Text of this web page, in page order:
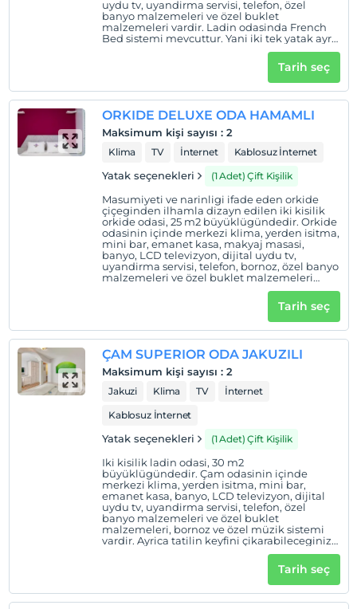
uydu tv, uyandirma servisi, telefon, özel
banyo malzemeleri ve özel buklet
malzemeleri vardir. Ladin odasinda French
Bed sistemi mevcuttur. Yani iki tek yatak ayri
ayri kullanilabilecegi gibi, birlestirilip çift
Tarih seç
ORKIDE DELUXE ODA HAMAMLI
Maksimum kişi sayısı : 2
Klima TV İnternet Kablosuz İnternet
Yatak seçenekleri (1 Adet) Çift Kişilik
Masumiyeti ve narinligi ifade eden orkide
çiçeginden ilhamla dizayn edilen iki kisilik
orkide odasi, 25 m2 büyüklügündedir. Orkide
odasinin içinde merkezi klima, yerden isitma,
mini bar, emanet kasa, makyaj masasi,
banyo, LCD televizyon, dijital uydu tv,
uyandirma servisi, telefon, bornoz, özel banyo
malzemeleri ve özel buklet malzemeleri
vardir. Orkide odasinda ayrica Türk hamami
Tarih seç
ÇAM SUPERIOR ODA JAKUZILI
Maksimum kişi sayısı : 2
Jakuzi Klima TV
İnternet
Kablosuz İnternet
Yatak seçenekleri (1 Adet) Çift Kişilik
Iki kisilik ladin odasi, 30 m2
büyüklügündedir. Çam odasinin içinde
merkezi klima, yerden isitma, mini bar,
emanet kasa, banyo, LCD televizyon, dijital
uydu tv, uyandirma servisi, telefon, özel
banyo malzemeleri ve özel buklet
malzemeleri, bornoz ve özel müzik sistemi
vardir. Ayrica tatilin keyfini çikarabileceginiz
jakuzi sistemi de bulunur. Çam odasinda
French Bed sistemi mevcuttur. Yani iki tek
yatak ayri ayri kullanilabilecegi gibi,
birlestirilip çift kisilik yatak haline de
getirilebilir.
Tarih seç